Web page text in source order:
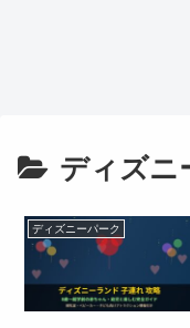
ディズニ
ディズニーパーク